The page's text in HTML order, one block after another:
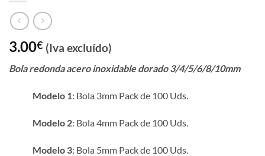
3.00€ (Iva excluído)
Bola redonda acero inoxidable dorado 3/4/5/6/8/10mm
Modelo 1: Bola 3mm Pack de 100 Uds.
Modelo 2: Bola 4mm Pack de 100 Uds.
Modelo 3: Bola 5mm Pack de 100 Uds.